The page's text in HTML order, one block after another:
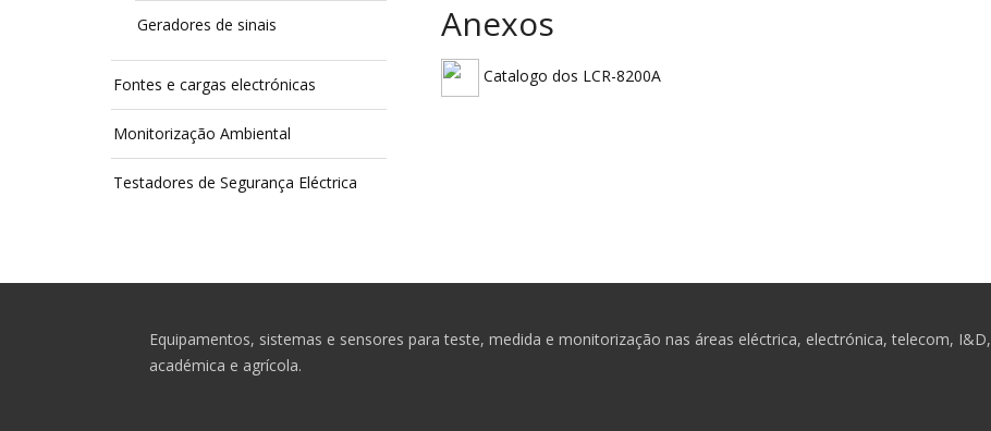
Anexos
Catalogo dos LCR-8200A
Geradores de sinais
Fontes e cargas electrónicas
Monitorização Ambiental
Testadores de Segurança Eléctrica
Equipamentos, sistemas e sensores para teste, medida e monitorização nas áreas eléctrica, electrónica, telecom, I&D,
académica e agrícola.